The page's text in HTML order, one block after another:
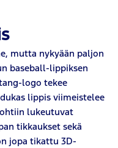
mutta nykyään paljon
baseball-lippiksen
logo tekee
lippis viimeistelee
lukeutuvat
tikkaukset sekä
jopa tikattu 3D-